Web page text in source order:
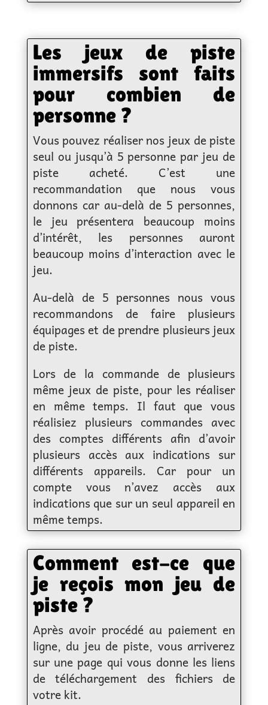
Les jeux de piste
immersifs sont faits
pour combien de
personne ?
Vous pouvez réaliser nos jeux de piste
seul ou jusqu’à 5 personne par jeu de
piste acheté. C’est une
recommandation que nous vous
donnons car au-delà de 5 personnes,
le jeu présentera beaucoup moins
d’intérêt, les personnes auront
beaucoup moins d’interaction avec le
jeu.
Au-delà de 5 personnes nous vous
recommandons de faire plusieurs
équipages et de prendre plusieurs jeux
de piste.
Lors de la commande de plusieurs
même jeux de piste, pour les réaliser
en même temps. Il faut que vous
réalisiez plusieurs commandes avec
des comptes différents afin d’avoir
plusieurs accès aux indications sur
différents appareils. Car pour un
compte vous n’avez accès aux
indications que sur un seul appareil en
même temps.
Comment est-ce que
je reçois mon jeu de
piste ?
Après avoir procédé au paiement en
ligne, du jeu de piste, vous arriverez
sur une page qui vous donne les liens
de téléchargement des fichiers de
votre kit.